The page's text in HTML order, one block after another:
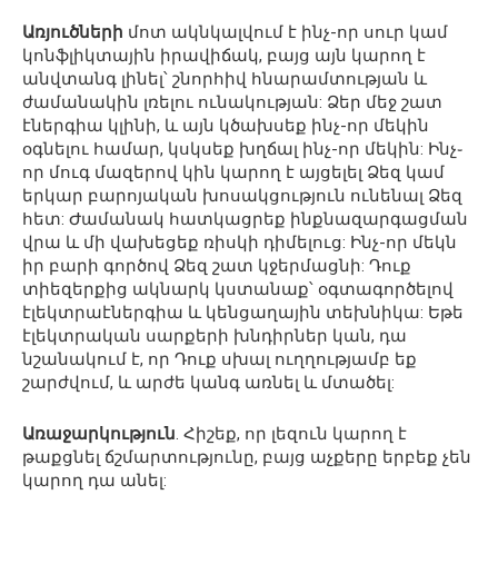
Առյուծների մոտ ակնկալվում է ինչ-որ սուր կամ
կոնֆլիկտային իրավիճակ, բայց այն կարող է
անվտանգ լինել՝ շնորհիվ հնարամտության և
ժամանակին լռելու ունակության: Ձեր մեջ շատ
էներգիա կլինի, և այն կծախսեք ինչ-որ մեկին
օգնելու համար, կսկսեք խղճալ ինչ-որ մեկին: Ինչ֊
որ մուգ մազերով կին կարող է այցելել Ձեզ կամ
երկար բարոյական խոսակցություն ունենալ Ձեզ
հետ: Ժամանակ հատկացրեք ինքնազարգացման
վրա և մի վախեցեք ռիսկի դիմելուց: Ինչ-որ մեկն
իր բարի գործով Ձեզ շատ կջերմացնի: Դուք
տիեզերքից ակնարկ կստանաք՝ օգտագործելով
էլեկտրաէներգիա և կենցաղային տեխնիկա: Եթե ​​
էլեկտրական սարքերի խնդիրներ կան, դա
նշանակում է, որ Դուք սխալ ուղղությամբ եք
շարժվում, և արժե կանգ առնել և մտածել:
Առաջարկություն. Հիշեք, որ լեզուն կարող է
թաքցնել ճշմարտությունը, բայց աչքերը երբեք չեն
կարող դա անել: